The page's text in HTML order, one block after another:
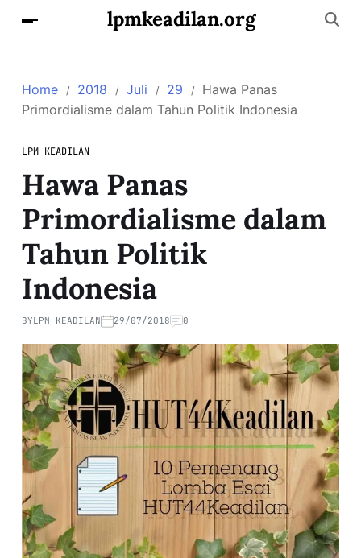
lpmkeadilan.org
Home 2018 Juli 29
Hawa Panas
Primordialisme dalam Tahun Politik Indonesia
LPM KEADILAN
Hawa Panas
Primordialisme dalam
Tahun Politik
Indonesia
BYLPM KEADILAN 29/07/2018 0